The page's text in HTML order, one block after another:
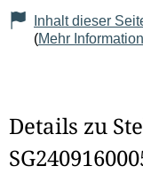
Inhalt dieser
(Mehr
Details zu